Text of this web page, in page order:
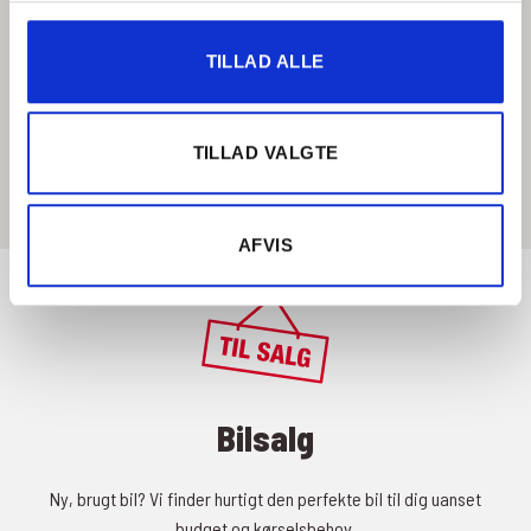
TILLAD ALLE
TILLAD VALGTE
AFVIS
Få rutevejledning
Bilsalg
Ny, brugt bil? Vi finder hurtigt den perfekte bil til dig uanset